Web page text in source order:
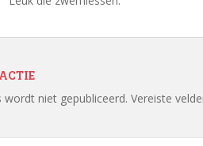
wordt niet gepubliceerd. Vereiste